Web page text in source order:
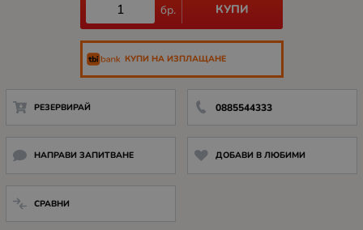
бр. КУПИ
КУПИ НА ИЗПЛАЩАНЕ
РЕЗЕРВИРАЙ 0885544333
НАПРАВИ ЗАПИТВАНЕ ДОБАВИ В ЛЮБИМИ
СРАВНИ